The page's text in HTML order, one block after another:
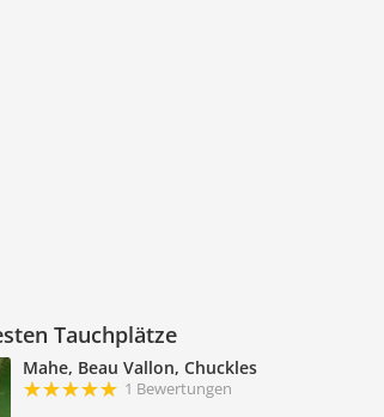
Tauchplätze
Mahe, Beau Vallon, Chuckles
1 Bewertungen